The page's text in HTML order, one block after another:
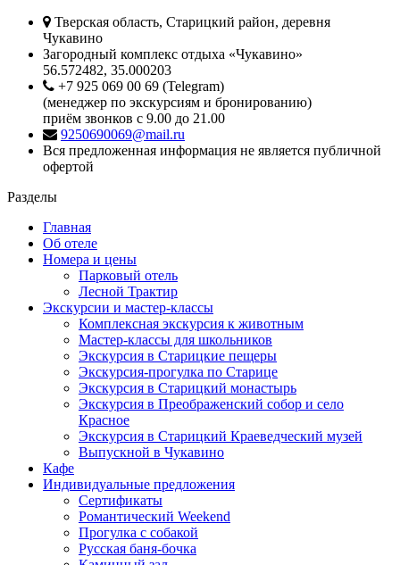
Тверская область, Старицкий район, деревня
Чукавино
Загородный комплекс отдыха «Чукавино»
56.572482, 35.000203
+7 925 069 00 69 (Telegram)
(менеджер по экскурсиям и бронированию)
приём звонков с 9.00 до 21.00
9250690069@mail.ru
Вся предложенная информация не является публичной
офертой
Разделы
Главная
Об отеле
Номера и цены
Парковый отель
Лесной Трактир
Экскурсии и мастер-классы
Комплексная экскурсия к животным
Мастер-классы для школьников
Экскурсия в Старицкие пещеры
Экскурсия-прогулка по Старице
Экскурсия в Старицкий монастырь
Экскурсия в Преображенский собор и село
Красное
Экскурсия в Старицкий Краеведческий музей
Выпускной в Чукавино
Кафе
Индивидуальные предложения
Сертификаты
Романтический Weekend
Прогулка с собакой
Русская баня-бочка